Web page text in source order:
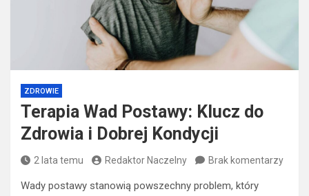
ZDROWIE
Terapia Wad Postawy: Klucz do
Zdrowia i Dobrej Kondycji
2 lata temu Redaktor Naczelny Brak komentarzy
Wady postawy stanowią powszechny problem, który